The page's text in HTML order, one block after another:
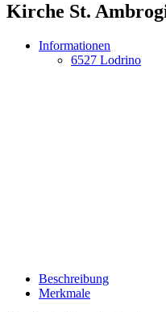
Kirche St.
Informationen
6527 Lodrino
Beschreibung
Merkmale